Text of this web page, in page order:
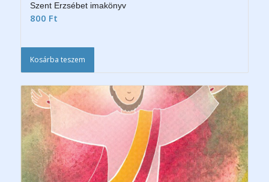
Szent Erzsébet imakönyv
800 Ft
Kosárba teszem